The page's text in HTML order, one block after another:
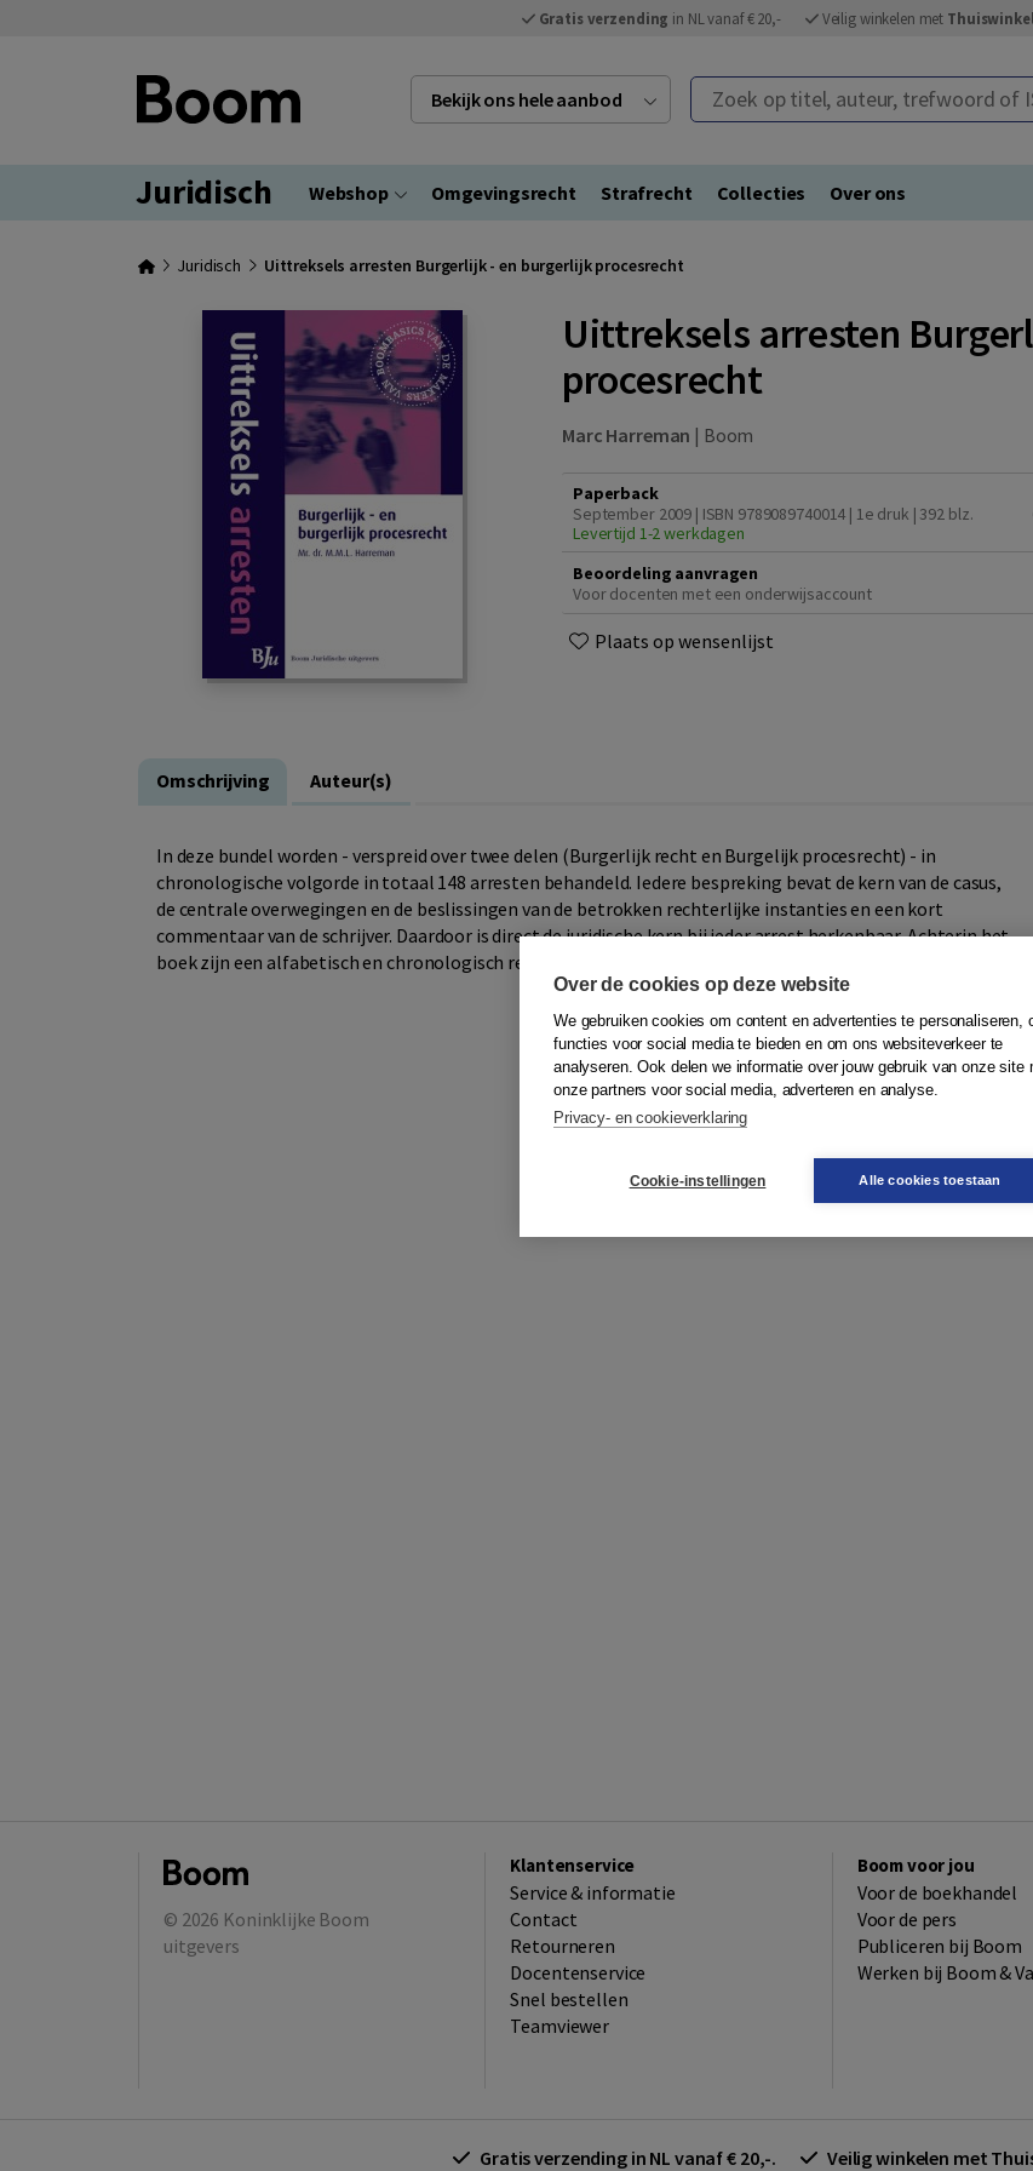
Gratis verzending in NL vanaf € 20,- Veilig winkelen met
Bekijk ons hele aanbod Zoek op titel, auteur, trefwoord of ISBN
Juridisch Webshop Omgevingsrecht Strafrecht Collecties Over ons
Juridisch Uittreksels arresten Burgerlijk - en burgerlijk procesrecht
Uittreksels arresten
procesrecht
Marc Harreman | Boom
Paperback
September 2009 | ISBN 9789089740014 | 1e druk | 392 blz.
Levertijd 1-2 werkdagen
Beoordeling aanvragen
Voor docenten met een onderwijsaccount
Plaats op wensenlijst
Omschrijving Auteur(s)
In deze bundel worden - verspreid over twee delen (Burgerlijk recht en Burgelijk procesrecht) - in
chronologische volgorde in totaal 148 arresten behandeld. Iedere bespreking bevat de kern van de casus,
de centrale overwegingen en de beslissingen van de betrokken rechterlijke instanties en een kort
commentaar van de schrijver. Daardoor is direct de juridische kern bij ieder arrest herkenbaar. Achterin het
boek zijn een alfabetisch en chronologisch register opgenomen.
© 2026 Koninklijke Boom
uitgevers
Klantenservice
Service & informatie
Contact
Retourneren
Docentenservice
Snel bestellen
Teamviewer
Boom voor jou
Voor de boekhandel
Voor de pers
Publiceren bij Boom
Werken bij Boom &
Gratis verzending in NL vanaf € 20,-. Veilig winkelen met
Over de cookies op deze website
We gebruiken cookies om content en advertenties te personaliseren,
functies voor social media te bieden en om ons websiteverkeer te
analyseren. Ook delen we informatie over jouw gebruik van onze site
onze partners voor social media, adverteren en analyse.
Privacy- en cookieverklaring
Cookie-instellingen Alle cookies toestaan